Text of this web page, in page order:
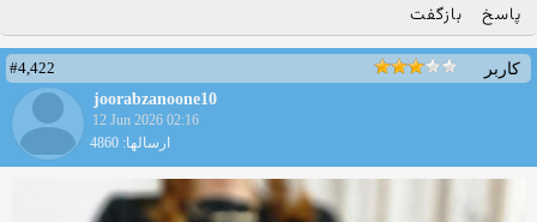
پاسخ بازگفت
کاربر
#4,422
joorabzanoone10
12 Jun 2026 02:16
ارسالها: 4860